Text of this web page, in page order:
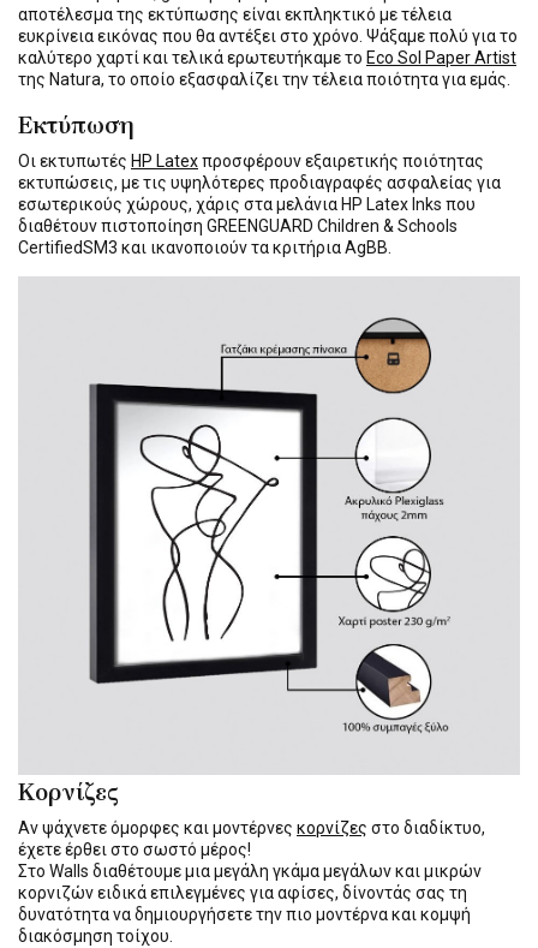
αποτέλεσμα της εκτύπωσης είναι εκπληκτικό με τέλεια
ευκρίνεια εικόνας που θα αντέξει στο χρόνο. Ψάξαμε πολύ για το
καλύτερο χαρτί και τελικά ερωτευτήκαμε το Eco Sol Paper Artist
της Natura, το οποίο εξασφαλίζει την τέλεια ποιότητα για εμάς.
Εκτύπωση
Οι εκτυπωτές HP Latexπροσφέρουν εξαιρετικής ποιότητας
εκτυπώσεις, με τις υψηλότερες προδιαγραφές ασφαλείας για
εσωτερικούς χώρους, χάρις στα μελάνια HP Latex Inks που
διαθέτουν πιστοποίηση GREENGUARD Children & Schools
CertifiedSM3 και ικανοποιούν τα κριτήρια AgBB.
Κορνίζες
Αν ψάχνετε όμορφες και μοντέρνες κορνίζες στο διαδίκτυο,
έχετε έρθει στο σωστό μέρος!
Στο Walls διαθέτουμε μια μεγάλη γκάμα μεγάλων και μικρών
κορνιζών ειδικά επιλεγμένες για αφίσες, δίνοντάς σας τη
δυνατότητα να δημιουργήσετε την πιο μοντέρνα και κομψή
διακόσμηση τοίχου.